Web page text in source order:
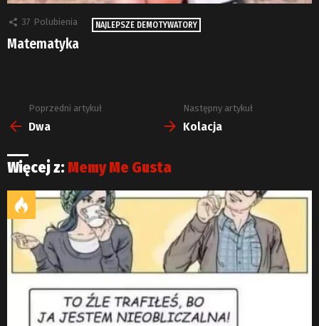
37 Polubienia NAJLEPSZE DEMOTYWATORY
Matematyka
Zobacz
więcej
Poprzedni artykuł
Dwa
Następny artykuł
Kolacja
Więcej z: Memy Me Gusta